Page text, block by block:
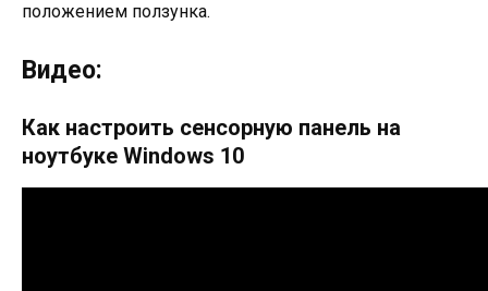
положением ползунка.
Видео:
Как настроить сенсорную панель на
ноутбуке Windows 10